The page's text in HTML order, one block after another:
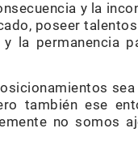
y la
poseer
la permanencia
también ese
no somos